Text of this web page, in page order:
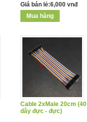
Giá bán lẻ:6,000 vnđ
Cable 2xMale 20cm (40
dây đực - đực)